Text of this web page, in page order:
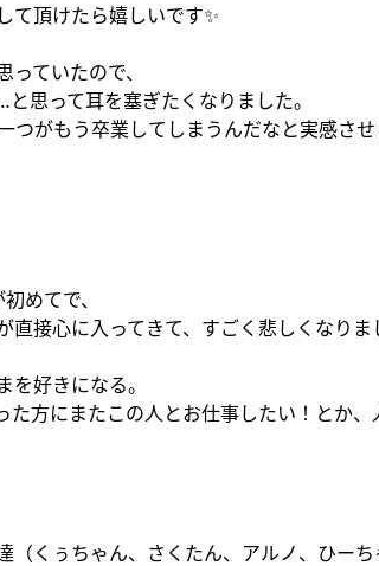
て頂けたら嬉しいです✨
ていたので、
思って耳を塞ぎたくなりました。
がもう卒業してしまうんだなと実感さ
めてで、
接心に入ってきて、すごく悲しくなりま
好きになる。
方にまたこの人とお仕事したい！とか
くぅちゃん、さくたん、アルノ、ひーち